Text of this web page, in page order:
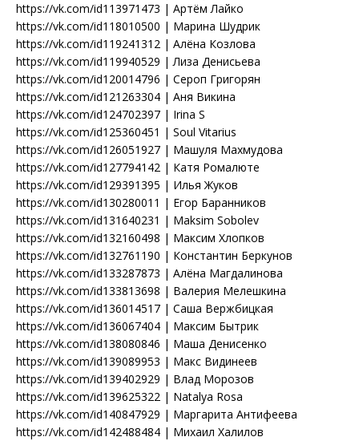
https://vk.com/id113971473 | Артём Лайко
https://vk.com/id118010500 | Марина Шудрик
https://vk.com/id119241312 | Алёна Козлова
https://vk.com/id119940529 | Лиза Денисьева
https://vk.com/id120014796 | Сероп Григорян
https://vk.com/id121263304 | Аня Викина
https://vk.com/id124702397 | Irina S
https://vk.com/id125360451 | Soul Vitarius
https://vk.com/id126051927 | Машуля Махмудова
https://vk.com/id127794142 | Катя Ромалюте
https://vk.com/id129391395 | Илья Жуков
https://vk.com/id130280011 | Егор Баранников
https://vk.com/id131640231 | Maksim Sobolev
https://vk.com/id132160498 | Максим Хлопков
https://vk.com/id132761190 | Константин Беркунов
https://vk.com/id133287873 | Алёна Магдалинова
https://vk.com/id133813698 | Валерия Мелешкина
https://vk.com/id136014517 | Саша Вержбицкая
https://vk.com/id136067404 | Максим Бытрик
https://vk.com/id138080846 | Маша Денисенко
https://vk.com/id139089953 | Макс Видинеев
https://vk.com/id139402929 | Влад Морозов
https://vk.com/id139625322 | Natalya Rosa
https://vk.com/id140847929 | Маргарита Антифеева
https://vk.com/id142488484 | Михаил Халилов